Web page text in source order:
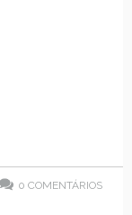
0 COMENTÁRIOS